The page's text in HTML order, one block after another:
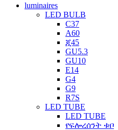
luminaires
LED BULB
C37
A60
ጂ45
GU5.3
GU10
E14
G4
G9
R7S
LED TUBE
LED TUBE
የፍሎረሰንት ቱቦ